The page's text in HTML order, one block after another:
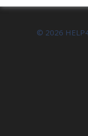
© 2026